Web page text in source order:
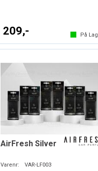
209,- På
AirFresh Silver
Varenr: VAR-LF003